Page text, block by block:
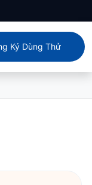
Ký Dùng Thử